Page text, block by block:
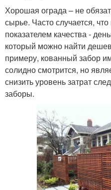
Хорошая ограда – не
сырье. Часто случается,
показателем качества -
который можно найти
примеру, кованный забор
солидно смотрится, но
снизить уровень затрат
заборы.